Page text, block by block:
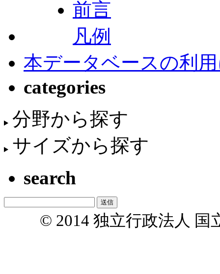
前言
凡例
本データベースの利
categories
分野から探す
サイズから探す
search
© 2014 独立行政法人 国